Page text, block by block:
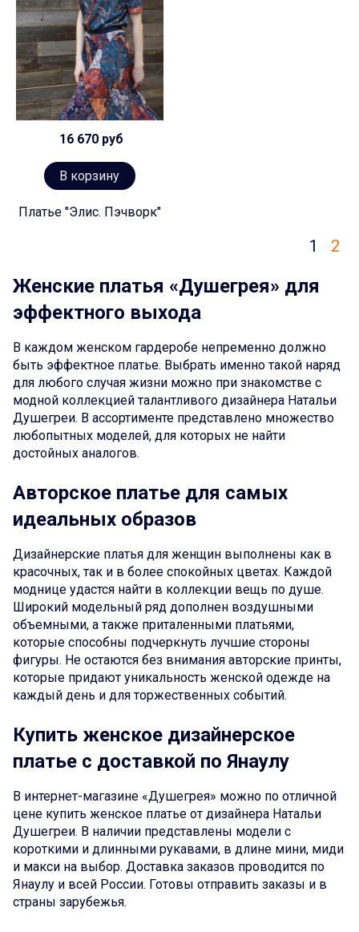
16 670 руб
В корзину
Платье "Элис. Пэчворк"
1 2
Женские платья «Душегрея» для
эффектного выхода
В каждом женском гардеробе непременно должно
быть эффектное платье. Выбрать именно такой наряд
для любого случая жизни можно при знакомстве с
модной коллекцией талантливого дизайнера Натальи
Душегреи. В ассортименте представлено множество
любопытных моделей, для которых не найти
достойных аналогов.
Авторское платье для самых
идеальных образов
Дизайнерские платья для женщин выполнены как в
красочных, так и в более спокойных цветах. Каждой
моднице удастся найти в коллекции вещь по душе.
Широкий модельный ряд дополнен воздушными
объемными, а также приталенными платьями,
которые способны подчеркнуть лучшие стороны
фигуры. Не остаются без внимания авторские принты,
которые придают уникальность женской одежде на
каждый день и для торжественных событий.
Купить женское дизайнерское
платье с доставкой по Янаулу
В интернет-магазине «Душегрея» можно по отличной
цене купить женское платье от дизайнера Натальи
Душегреи. В наличии представлены модели с
короткими и длинными рукавами, в длине мини, миди
и макси на выбор. Доставка заказов проводится по
Янаулу и всей России. Готовы отправить заказы и в
страны зарубежья.